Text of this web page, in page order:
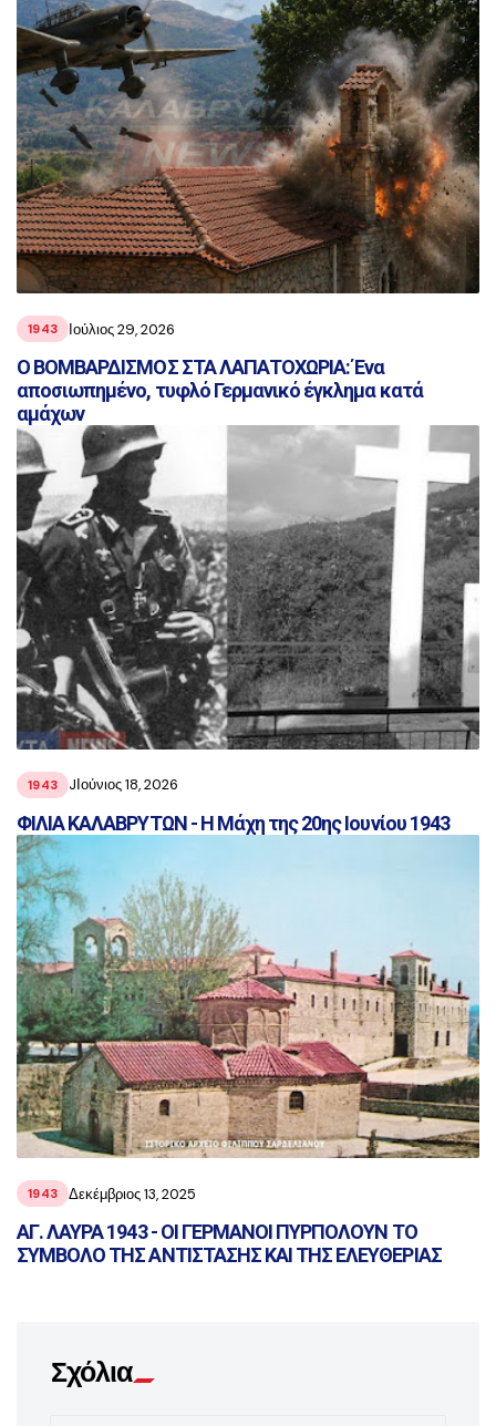
1943 Ιούλιος 29, 2026
Ο ΒΟΜΒΑΡΔΙΣΜΟΣ ΣΤΑ ΛΑΠΑΤΟΧΩΡΙΑ: Ένα
αποσιωπημένο, τυφλό Γερμανικό έγκλημα κατά
αμάχων
1943 JΙούνιος 18, 2026
ΦΙΛΙΑ ΚΑΛΑΒΡΥΤΩΝ - Η Μάχη της 20ης Ιουνίου 1943
1943 Δεκέμβριος 13, 2025
ΑΓ. ΛΑΥΡΑ 1943 - ΟΙ ΓΕΡΜΑΝΟΙ ΠΥΡΠΟΛΟΥΝ ΤΟ
ΣΥΜΒΟΛΟ ΤΗΣ ΑΝΤΙΣΤΑΣΗΣ ΚΑΙ ΤΗΣ ΕΛΕΥΘΕΡΙΑΣ
Σχόλια